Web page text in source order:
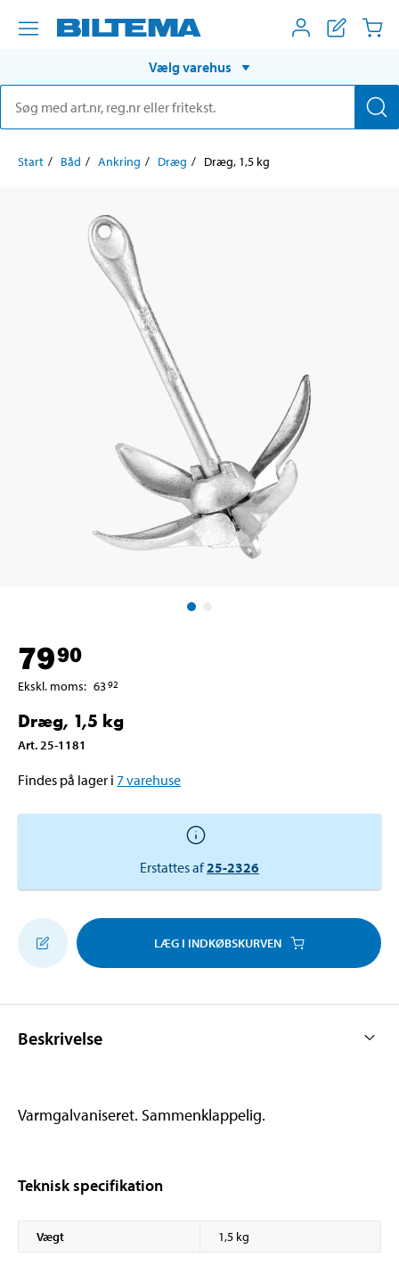
Vælg varehus
Start Båd Ankring Dræg Dræg, 1,5 kg
7990
Ekskl. moms: 6392
Dræg, 1,5 kg
Art. 25-1181
Findes på lager i 7varehuse
Erstattes af25-2326
LÆG I INDKØBSKURVEN
Beskrivelse
Varmgalvaniseret. Sammenklappelig.
Teknisk specifikation
Vægt 1,5 kg